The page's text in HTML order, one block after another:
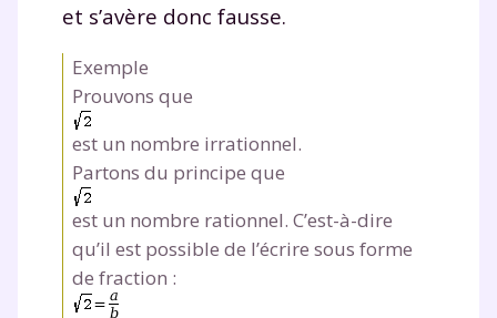
et s’avère donc fausse.
Exemple
Prouvons que
est un nombre irrationnel.
Partons du principe que
est un nombre rationnel. C’est-à-dire
qu’il est possible de l’écrire sous forme
de fraction :